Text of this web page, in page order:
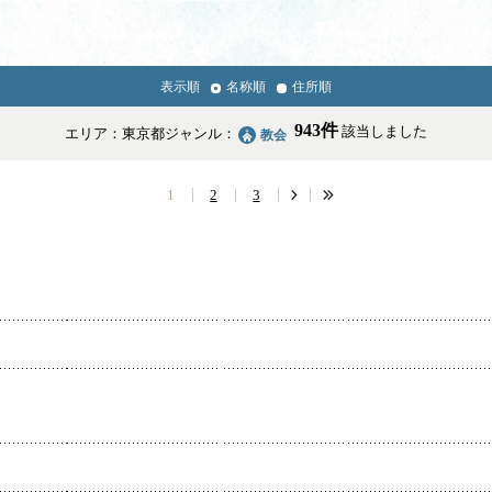
News & Topics
学校・幼稚園・神学校
表示順 名称順 住所順
エリア：東京都ジャンル： 教会 943件該当しました
1 2 3